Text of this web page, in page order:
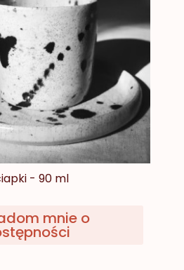
- 90 ml
mnie o